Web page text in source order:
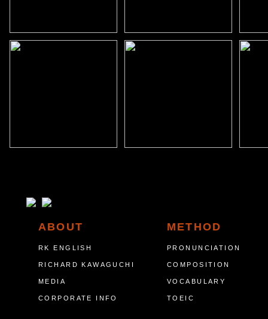
ABOUT
RK ENGLISH
RICHARD KAWAGUCHI
MEDIA
CORPORATE INFO
METHOD
PRONUNCIATION
COMPOSITION
VOCABULARY
TOEIC